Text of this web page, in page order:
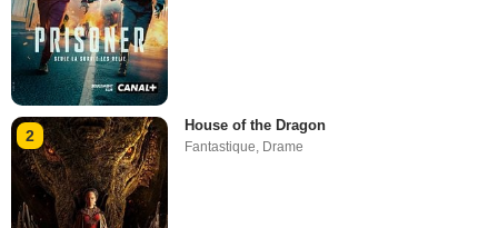
2
House of the Dragon
Fantastique Drame